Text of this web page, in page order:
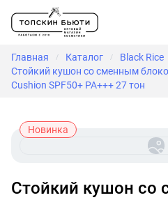
Главная / Каталог / Black Rice
Стойкий кушон со сменным
Cushion SPF50+ PA+++ 27 тон
Новинка
Стойкий кушон со сменным блоком